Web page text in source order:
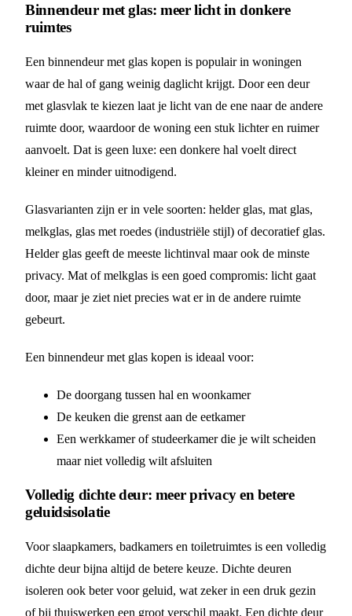
Binnendeur met glas: meer licht in donkere
ruimtes
Een binnendeur met glas kopen is populair in woningen
waar de hal of gang weinig daglicht krijgt. Door een deur
met glasvlak te kiezen laat je licht van de ene naar de andere
ruimte door, waardoor de woning een stuk lichter en ruimer
aanvoelt. Dat is geen luxe: een donkere hal voelt direct
kleiner en minder uitnodigend.
Glasvarianten zijn er in vele soorten: helder glas, mat glas,
melkglas, glas met roedes (industriële stijl) of decoratief glas.
Helder glas geeft de meeste lichtinval maar ook de minste
privacy. Mat of melkglas is een goed compromis: licht gaat
door, maar je ziet niet precies wat er in de andere ruimte
gebeurt.
Een binnendeur met glas kopen is ideaal voor:
De doorgang tussen hal en woonkamer
De keuken die grenst aan de eetkamer
Een werkkamer of studeerkamer die je wilt scheiden
maar niet volledig wilt afsluiten
Volledig dichte deur: meer privacy en betere
geluidsisolatie
Voor slaapkamers, badkamers en toiletruimtes is een volledig
dichte deur bijna altijd de betere keuze. Dichte deuren
isoleren ook beter voor geluid, wat zeker in een druk gezin
of bij thuiswerken een groot verschil maakt. Een dichte deur